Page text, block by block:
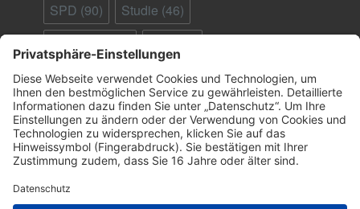
SPD (90) Studie (46)
Ungeimpfte(95)
Virus(29) welt.de(33)
WHO(41) Österreich (25)